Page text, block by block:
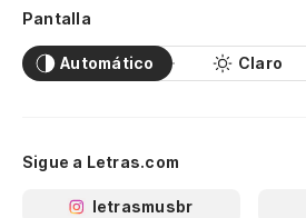
Pantalla
Automático Claro
Sigue a Letras.com
letrasmusbr